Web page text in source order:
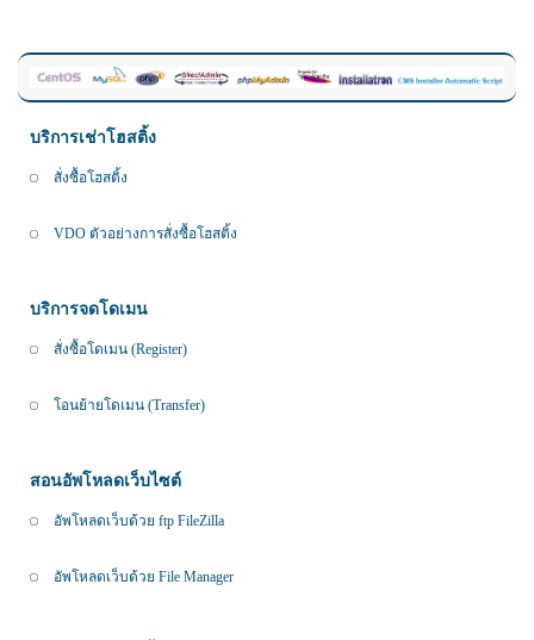
บริการเช่าโฮสติ้ง
สั่งซื้อโฮสติ้ง
VDO ตัวอย่างการสั่งซื้อโฮสติ้ง
บริการจดโดเมน
สั่งซื้อโดเมน (Register)
โอนย้ายโดเมน (Transfer)
สอนอัพโหลดเว็บไซต์
อัพโหลดเว็บด้วย ftp FileZilla
อัพโหลดเว็บด้วย File Manager